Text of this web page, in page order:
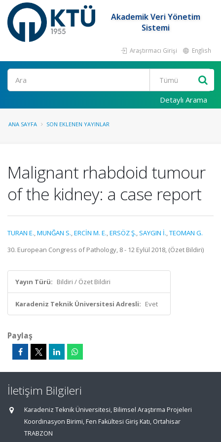
Akademik Veri Yönetim
Sistemi
Araştırmacı Girişi English
Ara
Detaylı Arama
ANA SAYFA SON EKLENEN YAYINLAR
Malignant rhabdoid tumour
of the kidney: a case report
TURAN E.,MUNĞAN S.,ERCİN M. E.,ERSÖZ Ş., SAYGIN İ.,TEOMAN G.
30. European Congress of Pathology, 8 - 12 Eylül 2018, (Özet Bildiri)
Yayın Türü: Bildiri / Özet Bildiri
Karadeniz Teknik Üniversitesi Adresli: Evet
Paylaş
İletişim Bilgileri
Karadeniz Teknik Üniversitesi, Bilimsel Araştırma Projeleri
Koordinasyon Birimi, Fen Fakültesi Giriş Katı, Ortahisar
TRABZON